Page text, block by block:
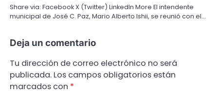
Share via: Facebook X (Twitter) LinkedIn More El intendente
municipal de José C. Paz, Mario Alberto Ishii, se reunió con el…
Deja un comentario
Tu dirección de correo electrónico no será
publicada. Los campos obligatorios están
marcados con *